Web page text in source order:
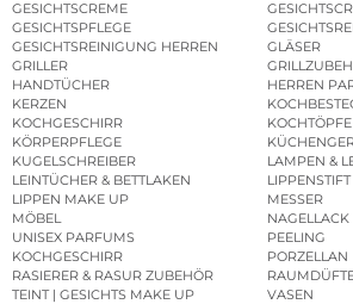
GESICHTSCREME
GESICHTSPFLEGE
GESICHTSREINIGUNG HERREN
GLÄSER
GRILLER
HANDTÜCHER
HERREN
KERZEN
KOCHGESCHIRR
KOCHTÖPFE
KÖRPERPFLEGE
KUGELSCHREIBER
LAMPEN &
LEINTÜCHER & BETTLAKEN
LIPPENSTIFT
LIPPEN MAKE UP
MESSER
MÖBEL
NAGELLACK
UNISEX PARFUMS
PEELING
KOCHGESCHIRR
PORZELLAN
RASIERER & RASUR ZUBEHÖR
TEINT | GESICHTS MAKE UP
VASEN